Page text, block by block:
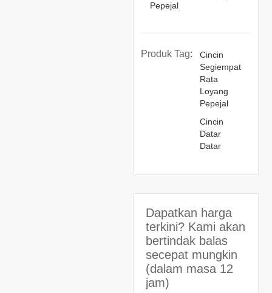
Pepejal
Produk Tag:
Cincin
Segiempat
Rata
Loyang
Pepejal
Cincin
Datar
Datar
Dapatkan harga
terkini? Kami akan
bertindak balas
secepat mungkin
(dalam masa 12
jam)